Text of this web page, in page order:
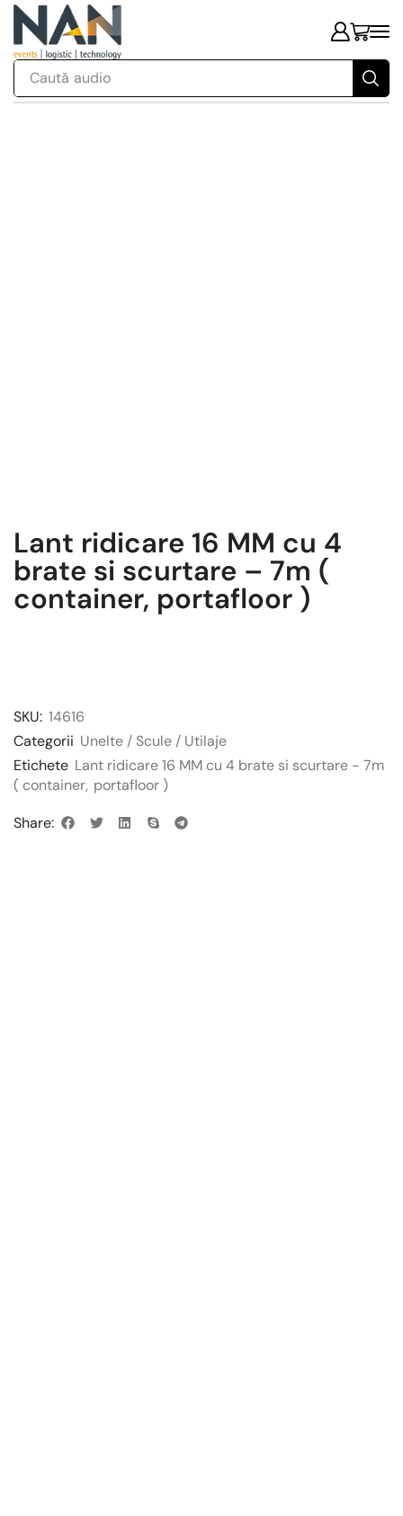
Caută audio
Lant ridicare 16 MM cu 4
brate si scurtare – 7m (
container, portafloor )
SKU: 14616
Categorii Unelte / Scule / Utilaje
Etichete Lant ridicare 16 MM cu 4 brate si scurtare - 7m
( container, portafloor )
Share: